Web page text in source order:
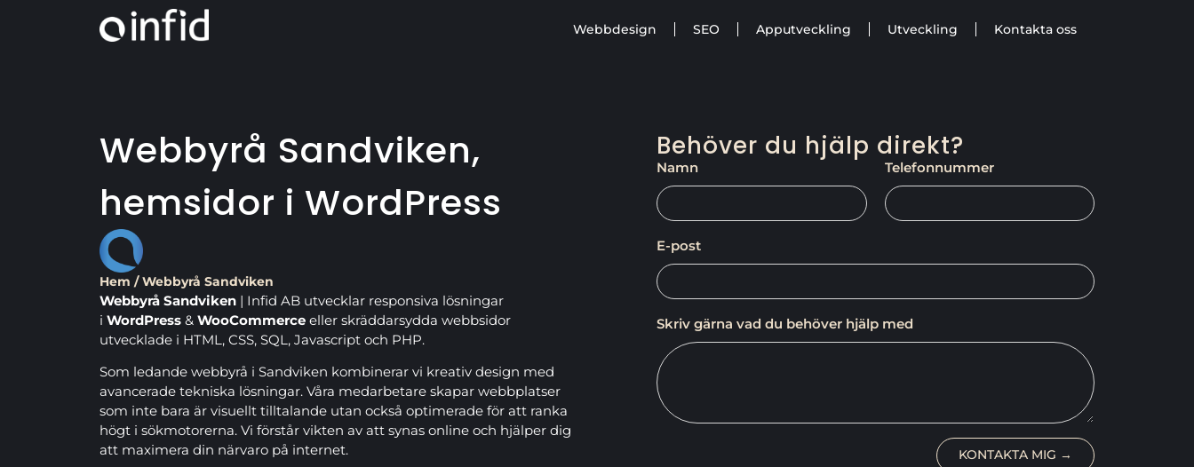
Webbdesign SEO Apputveckling Utveckling Kontakta oss
Webbyrå Sandviken,
hemsidor i WordPress
Hem /Webbyrå Sandviken
Webbyrå Sandviken | Infid AB utvecklar responsiva lösningar
i WordPress & WooCommerce eller skräddarsydda webbsidor
utvecklade i HTML, CSS, SQL, Javascript och PHP.
Som ledande webbyrå i Sandviken kombinerar vi kreativ design med
avancerade tekniska lösningar. Våra medarbetare skapar webbplatser
som inte bara är visuellt tilltalande utan också optimerade för att ranka
högt i sökmotorerna. Vi förstår vikten av att synas online och hjälper dig
att maximera din närvaro på internet.
Behöver du hjälp direkt?
Namn Telefonnummer
E-post
Skriv gärna vad du behöver hjälp med
KONTAKTA MIG →